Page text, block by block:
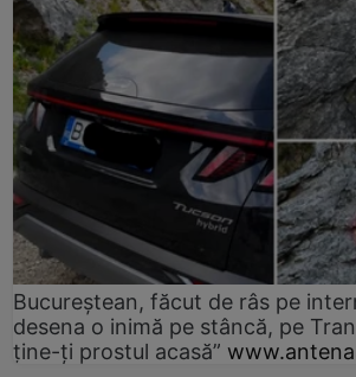
Bucureștean, făcut de râs pe
desena o inimă pe stâncă, pe
ține-ți prostul acasă”